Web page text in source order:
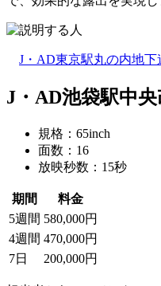
J・AD東京駅丸の内地
J・AD池袋駅中
規格：65inch
面数：16
放映秒数：15秒
期間
料金
5週間 580,000円
4週間 470,000円
7日
200,000円